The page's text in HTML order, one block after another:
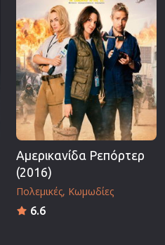
Αμερικανίδα Ρεπόρτερ
(2016)
Πολεμικές Κωμωδίες
6.6